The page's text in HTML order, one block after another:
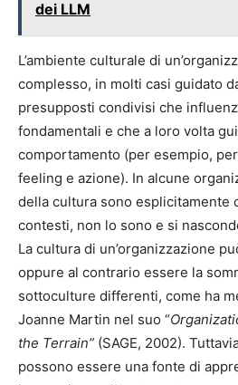
dei LLM
L’ambiente culturale di
complesso, in molti casi guidato
presupposti condivisi che
fondamentali e che a loro volta
comportamento (per esempio,
feeling e azione). In alcune
della cultura sono esplicitamente
contesti, non lo sono e si
La cultura di un’organizzazione
oppure al contrario essere la
sottoculture differenti, come ha
Joanne Martin nel suo “
the Terrain” (SAGE, 2002).
possono essere una fonte di